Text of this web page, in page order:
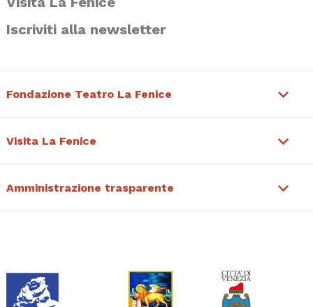
Iscriviti alla newsletter
Fondazione Teatro La Fenice
Visita La Fenice
Amministrazione trasparente